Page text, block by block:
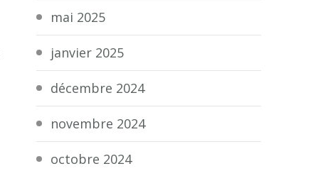
mai 2025
janvier 2025
décembre 2024
novembre 2024
octobre 2024